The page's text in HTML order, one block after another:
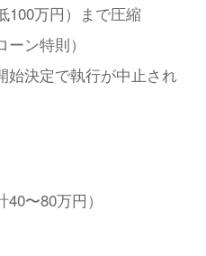
100万円）まで圧縮
ン特則）
始決定で執行が中止され
〜80万円）